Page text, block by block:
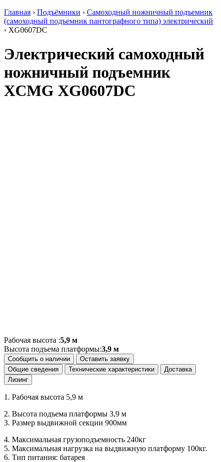
Главная › Подъёмники › Самоходный ножничный подъемник
(самоходный подъемник пантографного типа) электрический
› XG0607DC
Электрический самоходный
ножничный подъемник
XCMG XG0607DC
Рабочая высота :5,9 м
Высота подъема платформы:3,9 м
Сообщить о наличии
Оставить заявку
Общие сведения
Технические характеристики
Доставка
Лизинг
1. Рабочая высота 5,9 м
2. Высота подъема платформы 3,9 м
3. Размер выдвижной секции 900мм
4. Максимальная грузоподъемность 240кг
5. Максимальная нагрузка на выдвижную платформу 100кг.
6. Тип питания: батарея